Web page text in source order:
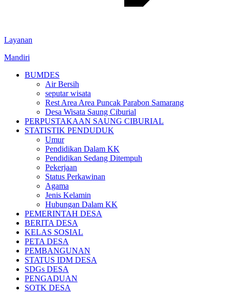
Layanan
Mandiri
BUMDES
Air Bersih
seputar wisata
Rest Area Area Puncak Parabon Samarang
Desa Wisata Saung Ciburial
PERPUSTAKAAN SAUNG CIBURIAL
STATISTIK PENDUDUK
Umur
Pendidikan Dalam KK
Pendidikan Sedang Ditempuh
Pekerjaan
Status Perkawinan
Agama
Jenis Kelamin
Hubungan Dalam KK
PEMERINTAH DESA
BERITA DESA
KELAS SOSIAL
PETA DESA
PEMBANGUNAN
STATUS IDM DESA
SDGs DESA
PENGADUAN
SOTK DESA